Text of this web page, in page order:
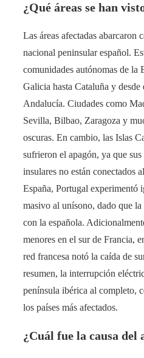
¿Qué áreas se han
Las áreas afectadas abarcaron
nacional peninsular español.
comunidades autónomas de la
Galicia hasta Cataluña y desde
Andalucía. Ciudades como
Sevilla, Bilbao, Zaragoza y
oscuras. En cambio, las Islas
sufrieron el apagón, ya que sus
insulares no están conectados
España, Portugal experimentó
masivo al unísono, dado que la
con la española​.
menores en el sur de Francia,
red francesa notó la caída de
resumen, la interrupción
península ibérica al completo,
los países más afectados.
¿Cuál fue la causa del